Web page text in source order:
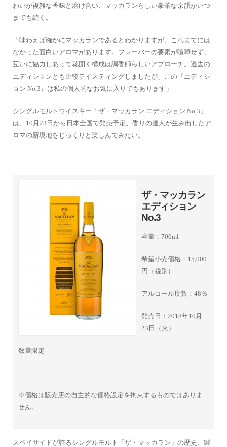
わいが複雑な香味と溶け合い、マッカランらしい豪華な余韻がいつ
までも続く。
「味わえば確かにマッカランであるとわかりますが、これまでには
なかった面白いアロマがあります。フレーバーの要素が喧嘩せず、
互いに協力しあって花開く構成は調香師らしいアプローチ。過去の
エディションとも比較テイスティングしましたが、この『エディシ
ョン No.3』は私の個人的なお気に入りでもあります」
シングルモルトウイスキー「ザ・マッカラン エディション No.3」
は、10月23日から日本全国で発売予定。香りの達人が生み出したア
ロマの新境地をじっくりと楽しんでみたい。
ザ・マッカラン
エディション
No.3
容量：700ml
希望小売価格：15,000
円（税別）
アルコール度数：48％
発売日：2018年10月
23日（火）
数量限定
※価格は販売店の自主的な価格設定を拘束するものではありま
せん。
スペイサイドが誇るシングルモルト「ザ・マッカラン」の歴史、製